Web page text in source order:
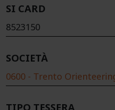
SI CARD
8523150
SOCIETÀ
0600 - Trento